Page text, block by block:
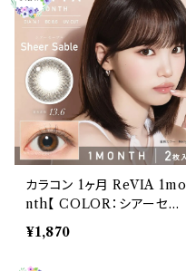
ンズ マンスリー
カラコン 1ヶ月 ReVIA 1mo
nth【 COLOR：シアーセー
ブル】カラコン 1ヶ月 １箱２
枚 度あり 度なし ナチュラ
¥1,870